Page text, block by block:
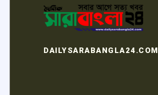
DAILYSARABANGLA24.COM